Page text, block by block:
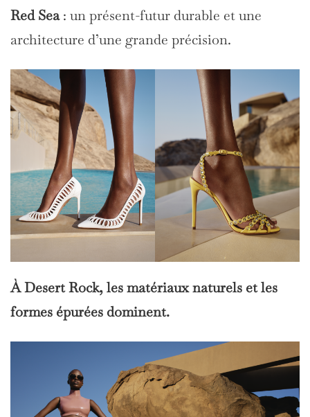
Red Sea: un présent-futur durable et une
architecture d’une grande précision.
À Desert Rock, les matériaux naturels et les
formes épurées dominent.